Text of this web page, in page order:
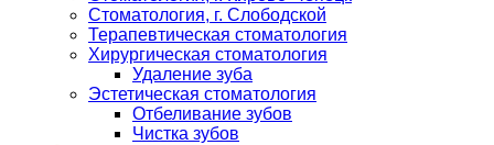
Стоматология, г. Слободской
Терапевтическая стоматология
Хирургическая стоматология
Удаление зуба
Эстетическая стоматология
Отбеливание зубов
Чистка зубов